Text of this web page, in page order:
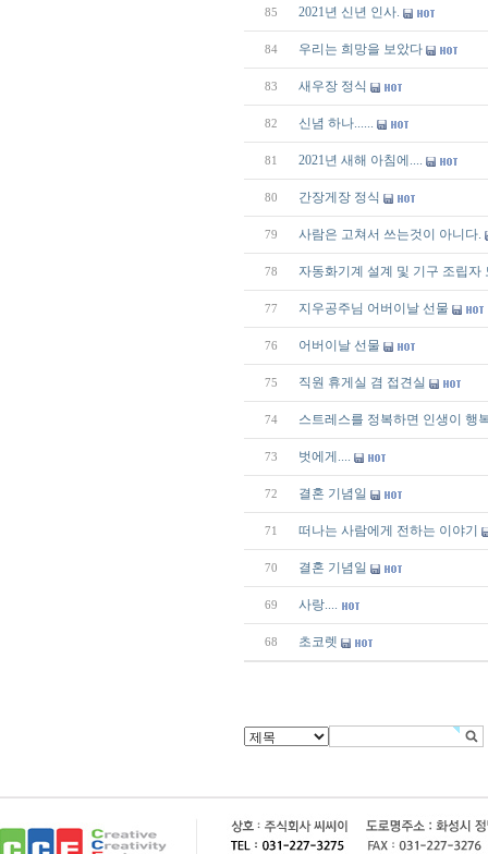
85 2021년 신년 인사.
84 우리는 희망을 보았다
83 새우장 정식
82 신념 하나......
81 2021년 새해 아침에....
80 간장게장 정식
79 사람은 고쳐서 쓰는것이 아니다.
78 자동화기계 설계 및 기구 조립자
77 지우공주님 어버이날 선물
76 어버이날 선물
75 직원 휴게실 겸 접견실
74 스트레스를 정복하면 인생이 행
73 벗에게....
72 결혼 기념일
71 떠나는 사람에게 전하는 이야기
70 결혼 기념일
69 사랑....
68 초코렛